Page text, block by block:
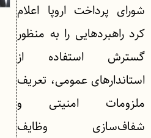
شورای پرداخت اروپا اعلام
کرد راهبردهایی را به منظور
گسترش استفاده از
استاندارهای عمومی، تعریف
ملزومات امنیتی و
شفاف‌سازی وظایف